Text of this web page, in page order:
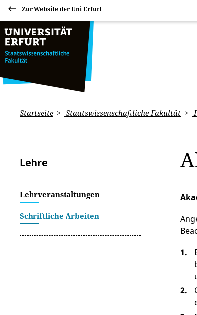
Zur Website der Uni Erfurt
Startseite Staatswissenschaftliche Fakultät
Lehre
Lehrveranstaltungen
Schriftliche Arbeiten